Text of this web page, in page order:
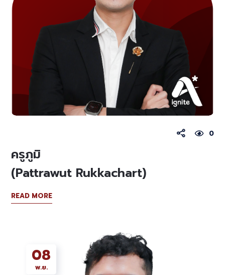
0
ครูภูมิ
(Pattrawut Rukkachart)
READ MORE
08
พ.ย.